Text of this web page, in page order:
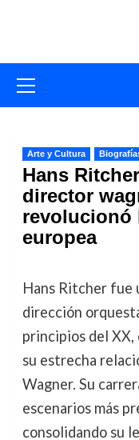
primario
Arte y Cultura
Hans
director
revolucionó
europea
Hans Ritcher fue
dirección
principios del
su estrecha
Wagner. Su
escenarios más
consolidando su